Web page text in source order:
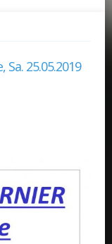
25.05.2019